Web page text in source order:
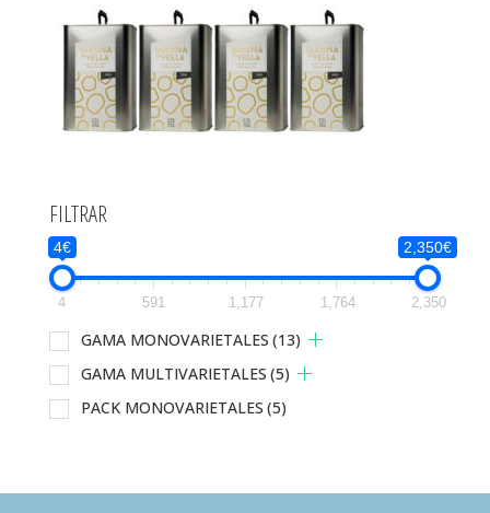
FILTRAR
4€ 2,350€
4 591 1,177 1,764 2,350
GAMA MONOVARIETALES (13)
GAMA MULTIVARIETALES (5)
PACK MONOVARIETALES (5)